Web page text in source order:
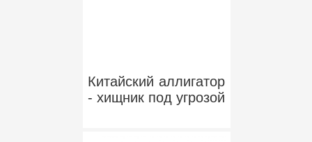
Китайский аллигатор
- хищник под угрозой